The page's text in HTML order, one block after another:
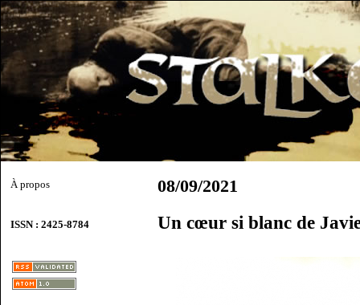
À propos
ISSN : 2425-8784
08/09/2021
Un cœur si blanc de